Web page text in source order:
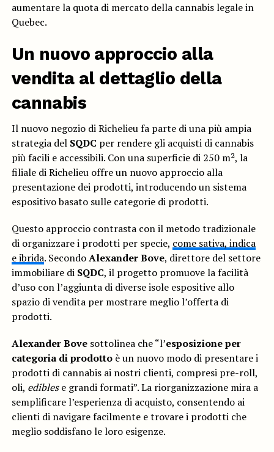
aumentare la quota di mercato della cannabis legale in
Quebec.
Un nuovo approccio alla
vendita al dettaglio della
cannabis
Il nuovo negozio di Richelieu fa parte di una più ampia
strategia del SQDC per rendere gli acquisti di cannabis
più facili e accessibili. Con una superficie di 250 m², la
filiale di Richelieu offre un nuovo approccio alla
presentazione dei prodotti, introducendo un sistema
espositivo basato sulle categorie di prodotti.
Questo approccio contrasta con il metodo tradizionale
di organizzare i prodotti per specie, come sativa, indica
e ibrida. SecondoAlexander Bove, direttore del settore
immobiliare di SQDC, il progetto promuove la facilità
d’uso con l’aggiunta di diverse isole espositive allo
spazio di vendita per mostrare meglio l’offerta di
prodotti.
Alexander Bovesottolinea che “l’esposizione per
categoria di prodottoè un nuovo modo di presentare i
prodotti di cannabis ai nostri clienti, compresi pre-roll,
oli, ediblese grandi formati”. La riorganizzazione mira a
semplificare l’esperienza di acquisto, consentendo ai
clienti di navigare facilmente e trovare i prodotti che
meglio soddisfano le loro esigenze.